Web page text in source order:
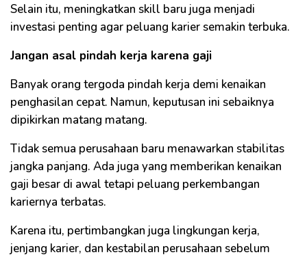
Selain itu, meningkatkan skill baru juga menjadi
investasi penting agar peluang karier semakin terbuka.
Jangan asal pindah kerja karena gaji
Banyak orang tergoda pindah kerja demi kenaikan
penghasilan cepat. Namun, keputusan ini sebaiknya
dipikirkan matang matang.
Tidak semua perusahaan baru menawarkan stabilitas
jangka panjang. Ada juga yang memberikan kenaikan
gaji besar di awal tetapi peluang perkembangan
kariernya terbatas.
Karena itu, pertimbangkan juga lingkungan kerja,
jenjang karier, dan kestabilan perusahaan sebelum